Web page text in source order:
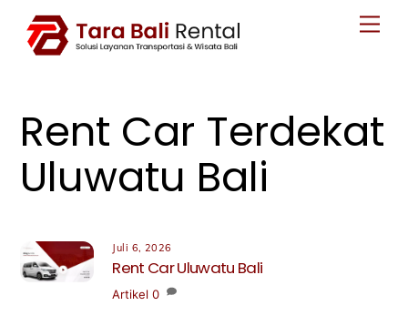
content
Rent Car Terdekat
Uluwatu Bali
Juli 6, 2026
Rent Car Uluwatu Bali
Artikel 0